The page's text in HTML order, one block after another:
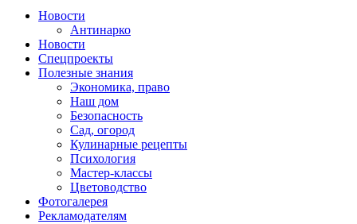
Новости
Антинарко
Новости
Спецпроекты
Полезные знания
Экономика, право
Наш дом
Безопасность
Сад, огород
Кулинарные рецепты
Психология
Мастер-классы
Цветоводство
Фотогалерея
Рекламодателям